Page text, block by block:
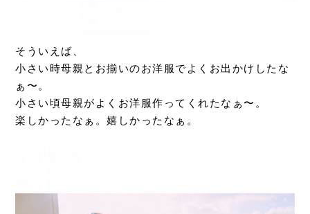
そういえば、
小さい時母親とお揃いのお洋服でよくお出かけしたな
ぁ〜。
小さい頃母親がよくお洋服作ってくれたなぁ〜。
楽しかったなぁ。嬉しかったなぁ。